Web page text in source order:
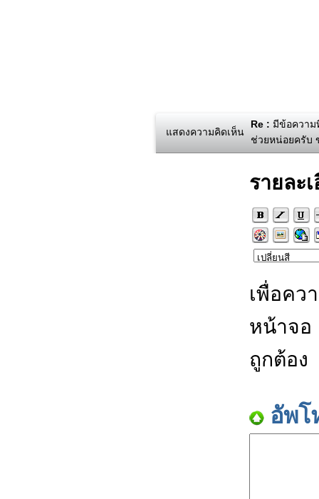
แสดงความคิดเห็น
Re : มีข้อความ
ช่วยหน่อยครับ
รายละ
เพื่อคว
หน้าจอ
ถูกต้อง
อัพโ